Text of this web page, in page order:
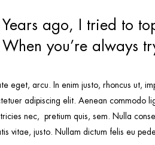
Years ago, I tried to
When you’re always
eget, arcu. In enim justo, rhoncus ut,
adipiscing elit. Aenean commodo
nec, pretium quis, sem. Nulla
vitae, justo. Nullam dictum felis eu